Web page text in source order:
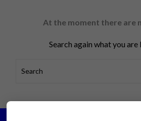
At the moment there are
Search again what you